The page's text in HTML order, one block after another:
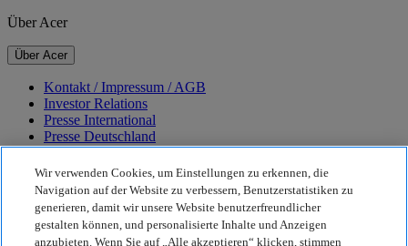
Über Acer
Über Acer
Kontakt / Impressum / AGB
Investor Relations
Presse International
Presse Deutschland
Auszeichnungen
Veranstaltungen
Nachhaltigkeit
Nachhaltigkeit
Wir verwenden Cookies, um Einstellungen zu erkennen, die
Navigation auf der Website zu verbessern, Benutzerstatistiken zu
generieren, damit wir unsere Website benutzerfreundlicher
gestalten können, und personalisierte Inhalte und Anzeigen
anzubieten. Wenn Sie auf „Alle akzeptieren“ klicken, stimmen